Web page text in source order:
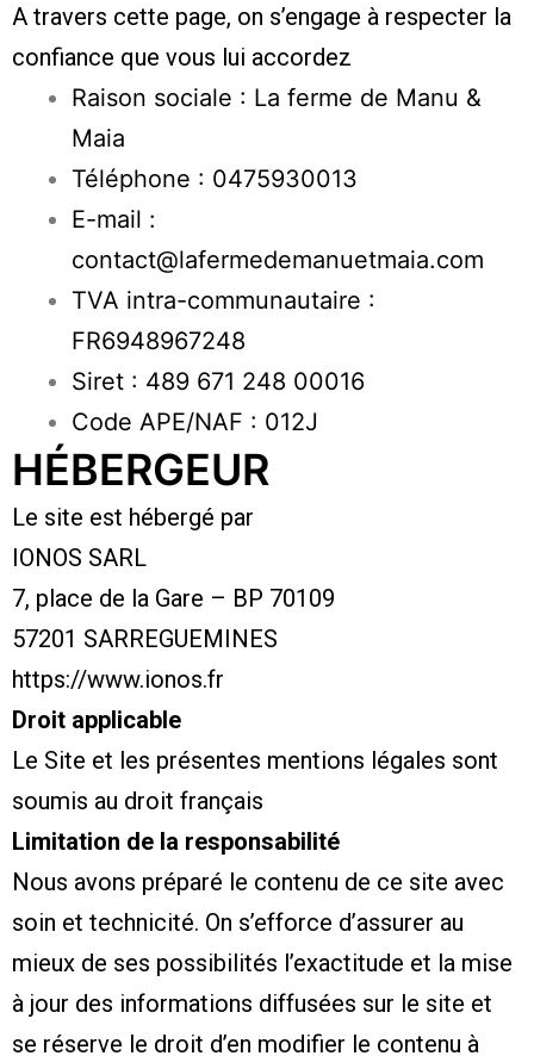
A travers cette page, on s’engage à respecter la
confiance que vous lui accordez
Raison sociale : La ferme de Manu &
Maia
Téléphone : 0475930013
E-mail :
contact@lafermedemanuetmaia.com
TVA intra-communautaire :
FR6948967248
Siret : 489 671 248 00016
Code APE/NAF : 012J
HÉBERGEUR
Le site est hébergé par
IONOS SARL
7, place de la Gare – BP 70109
57201 SARREGUEMINES
https://www.ionos.fr
Droit applicable
Le Site et les présentes mentions légales sont
soumis au droit français
Limitation de la responsabilité
Nous avons préparé le contenu de ce site avec
soin et technicité. On s’efforce d’assurer au
mieux de ses possibilités l’exactitude et la mise
à jour des informations diffusées sur le site et
se réserve le droit d’en modifier le contenu à